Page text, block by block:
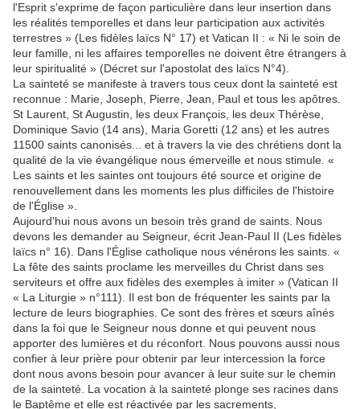
l'Esprit s'exprime de façon particulière dans leur insertion dans
les réalités temporelles et dans leur participation aux activités
terrestres » (Les fidèles laïcs N° 17) et Vatican II : « Ni le soin de
leur famille, ni les affaires temporelles ne doivent être étrangers à
leur spiritualité » (Décret sur l'apostolat des laïcs N°4).
La sainteté se manifeste à travers tous ceux dont la sainteté est
reconnue : Marie, Joseph, Pierre, Jean, Paul et tous les apôtres.
St Laurent, St Augustin, les deux François, les deux Thérèse,
Dominique Savio (14 ans), Maria Goretti (12 ans) et les autres
11500 saints canonisés... et à travers la vie des chrétiens dont la
qualité de la vie évangélique nous émerveille et nous stimule. «
Les saints et les saintes ont toujours été source et origine de
renouvellement dans les moments les plus difficiles de l'histoire
de l'Église ».
Aujourd'hui nous avons un besoin très grand de saints. Nous
devons les demander au Seigneur, écrit Jean-Paul II (Les fidèles
laïcs n° 16). Dans l'Église catholique nous vénérons les saints. «
La fête des saints proclame les merveilles du Christ dans ses
serviteurs et offre aux fidèles des exemples à imiter » (Vatican II
« La Liturgie » n°111). Il est bon de fréquenter les saints par la
lecture de leurs biographies. Ce sont des frères et sœurs aînés
dans la foi que le Seigneur nous donne et qui peuvent nous
apporter des lumières et du réconfort. Nous pouvons aussi nous
confier à leur prière pour obtenir par leur intercession la force
dont nous avons besoin pour avancer à leur suite sur le chemin
de la sainteté. La vocation à la sainteté plonge ses racines dans
le Baptême et elle est réactivée par les sacrements,